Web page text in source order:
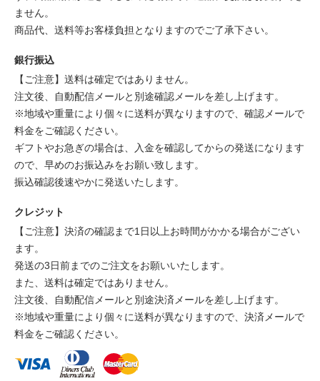
ません。
商品代、送料等お客様負担となりますのでご了承下さい。
銀行振込
【ご注意】送料は確定ではありません。
注文後、自動配信メールと別途確認メールを差し上げます。
※地域や重量により個々に送料が異なりますので、確認メールで
料金をご確認ください。
ギフトやお急ぎの場合は、入金を確認してからの発送になります
ので、早めのお振込みをお願い致します。
振込確認後速やかに発送いたします。
クレジット
【ご注意】決済の確認まで1日以上お時間がかかる場合がござい
ます。
発送の3日前までのご注文をお願いいたします。
また、送料は確定ではありません。
注文後、自動配信メールと別途決済メールを差し上げます。
※地域や重量により個々に送料が異なりますので、決済メールで
料金をご確認ください。